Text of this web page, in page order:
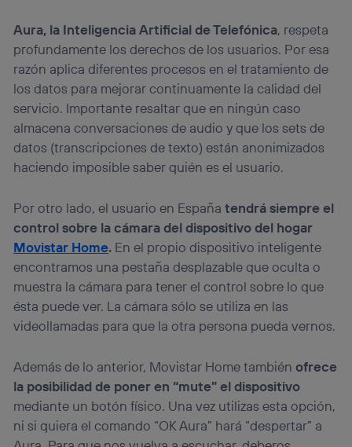
Aura, la Inteligencia Artificial de Telefónica, respeta
profundamente los derechos de los usuarios. Por esa
razón aplica diferentes procesos en el tratamiento de
los datos para mejorar continuamente la calidad del
servicio. Importante resaltar que en ningún caso
almacena conversaciones de audio y que los sets de
datos (transcripciones de texto) están anonimizados
haciendo imposible saber quién es el usuario.
Por otro lado, el usuario en Españatendrá siempre el
control sobre la cámara del dispositivo del hogar
Movistar Home. En el propio dispositivo inteligente
encontramos una pestaña desplazable que oculta o
muestra la cámara para tener el control sobre lo que
ésta puede ver. La cámara sólo se utiliza en las
videollamadas para que la otra persona pueda vernos.
Además de lo anterior, Movistar Home tambiénofrece
la posibilidad de poner en “mute” el dispositivo
mediante un botón físico. Una vez utilizas esta opción,
ni si quiera el comando “OK Aura” hará “despertar” a